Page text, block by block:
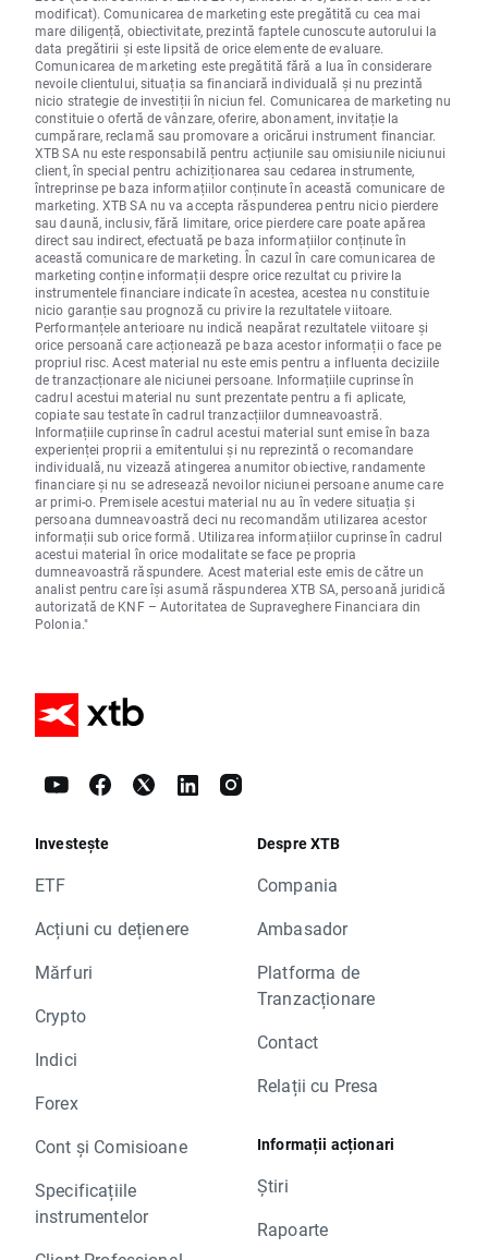
modificat). Comunicarea de marketing este pregătită cu cea mai
mare diligență, obiectivitate, prezintă faptele cunoscute autorului la
data pregătirii și este lipsită de orice elemente de evaluare.
Comunicarea de marketing este pregătită fără a lua în considerare
nevoile clientului, situația sa financiară individuală și nu prezintă
nicio strategie de investiții în niciun fel. Comunicarea de marketing nu
constituie o ofertă de vânzare, oferire, abonament, invitație la
cumpărare, reclamă sau promovare a oricărui instrument financiar.
XTB SA nu este responsabilă pentru acțiunile sau omisiunile niciunui
client, în special pentru achiziționarea sau cedarea instrumente,
întreprinse pe baza informațiilor conținute în această comunicare de
marketing. XTB SA nu va accepta răspunderea pentru nicio pierdere
sau daună, inclusiv, fără limitare, orice pierdere care poate apărea
direct sau indirect, efectuată pe baza informațiilor conținute în
această comunicare de marketing. În cazul în care comunicarea de
marketing conține informații despre orice rezultat cu privire la
instrumentele financiare indicate în acestea, acestea nu constituie
nicio garanție sau prognoză cu privire la rezultatele viitoare.
Performanțele anterioare nu indică neapărat rezultatele viitoare și
orice persoană care acționează pe baza acestor informații o face pe
propriul risc. Acest material nu este emis pentru a influenta deciziile
de tranzacționare ale niciunei persoane. Informațiile cuprinse în
cadrul acestui material nu sunt prezentate pentru a fi aplicate,
copiate sau testate în cadrul tranzacțiilor dumneavoastră.
Informațiile cuprinse în cadrul acestui material sunt emise în baza
experienței proprii a emitentului și nu reprezintă o recomandare
individuală, nu vizează atingerea anumitor obiective, randamente
financiare și nu se adresează nevoilor niciunei persoane anume care
ar primi-o. Premisele acestui material nu au în vedere situația și
persoana dumneavoastră deci nu recomandăm utilizarea acestor
informații sub orice formă. Utilizarea informațiilor cuprinse în cadrul
acestui material în orice modalitate se face pe propria
dumneavoastră răspundere. Acest material este emis de către un
analist pentru care își asumă răspunderea XTB SA, persoană juridică
autorizată de KNF – Autoritatea de Supraveghere Financiara din
Polonia."
Investește
ETF
Acțiuni cu dețienere
Mărfuri
Crypto
Indici
Forex
Cont și Comisioane
Specificațiile
instrumentelor
Despre XTB
Compania
Ambasador
Platforma de
Tranzacționare
Contact
Relații cu Presa
Informații acționari
Știri
Rapoarte